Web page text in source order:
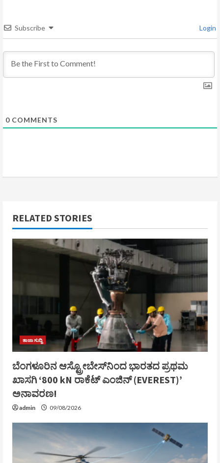
d
i
n
Subscribe Login
0 COMMENTS
RELATED STORIES
ತಾಜಾ ಸುದ್ದಿ
ಬೆಂಗಳೂರಿನ ಆಸ್ಟ್ರೋಬೇಸ್‌ನಿಂದ ಭಾರತದ ಪ್ರಥಮ
ಖಾಸಗಿ ‘800 kN ರಾಕೆಟ್ ಎಂಜಿನ್ (EVEREST)’
ಅನಾವರಣ!
admin 09/08/2026